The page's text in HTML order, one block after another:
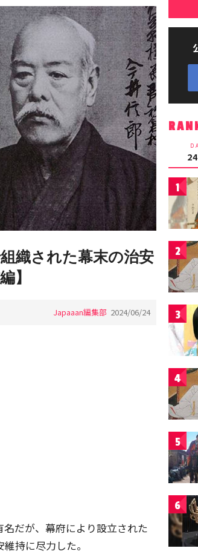
織された幕末の治安
】
Japaaan編集部 2024/06/24
名だが、幕府により設立された
維持に尽力した。
1
2
3
4
5
6